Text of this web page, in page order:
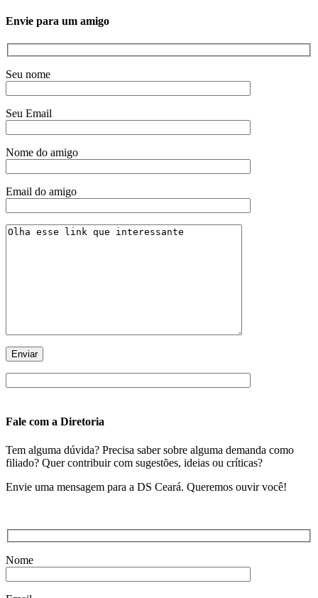
Envie para um amigo
Seu nome
Seu Email
Nome do amigo
Email do amigo
Fale com a Diretoria
Tem alguma dúvida? Precisa saber sobre alguma demanda como
filiado? Quer contribuir com sugestões, ideias ou críticas?
Envie uma mensagem para a DS Ceará. Queremos ouvir você!
Nome